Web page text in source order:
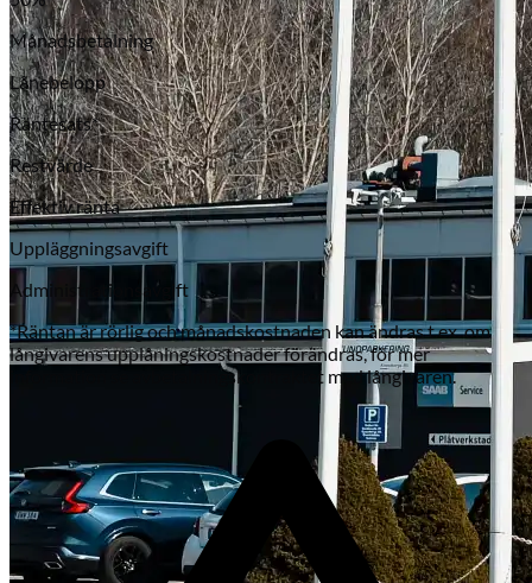
Subaru
Månadsbetalning
Lånebelopp
Räntesats*
Restvärde
Effektiv ränta
Uppläggningsavgift
Administrationsavgift
*Räntan är rörlig och månadskostnaden kan ändras t.ex. om
långivarens upplåningskostnader förändras, för mer
information se avbetalningskontraktet med långivaren.